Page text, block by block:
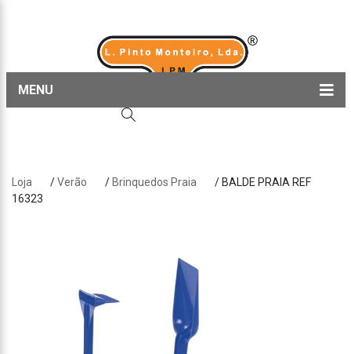
MENU
Sobre nós
Loja /Verão / Brinquedos Praia
/ BALDE PRAIA REF
16323